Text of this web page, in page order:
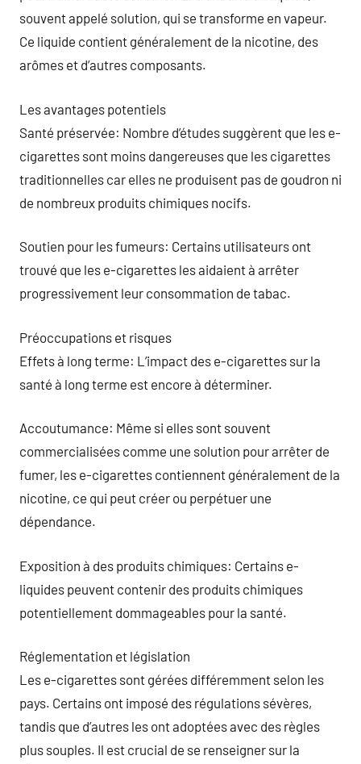
souvent appelé solution, qui se transforme en vapeur.
Ce liquide contient généralement de la nicotine, des
arômes et d’autres composants.
Les avantages potentiels
Santé préservée: Nombre d’études suggèrent que les e-
cigarettes sont moins dangereuses que les cigarettes
traditionnelles car elles ne produisent pas de goudron ni
de nombreux produits chimiques nocifs.
Soutien pour les fumeurs: Certains utilisateurs ont
trouvé que les e-cigarettes les aidaient à arrêter
progressivement leur consommation de tabac.
Préoccupations et risques
Effets à long terme: L’impact des e-cigarettes sur la
santé à long terme est encore à déterminer.
Accoutumance: Même si elles sont souvent
commercialisées comme une solution pour arrêter de
fumer, les e-cigarettes contiennent généralement de la
nicotine, ce qui peut créer ou perpétuer une
dépendance.
Exposition à des produits chimiques: Certains e-
liquides peuvent contenir des produits chimiques
potentiellement dommageables pour la santé.
Réglementation et législation
Les e-cigarettes sont gérées différemment selon les
pays. Certains ont imposé des régulations sévères,
tandis que d’autres les ont adoptées avec des règles
plus souples. Il est crucial de se renseigner sur la